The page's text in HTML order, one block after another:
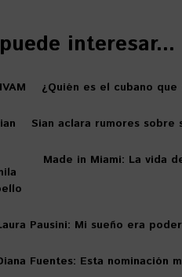
interesar...
¿Quién es el cubano que
Sian aclara rumores
Made in Miami: La vida
Pausini: Mi sueño era
Fuentes: Esta nominación